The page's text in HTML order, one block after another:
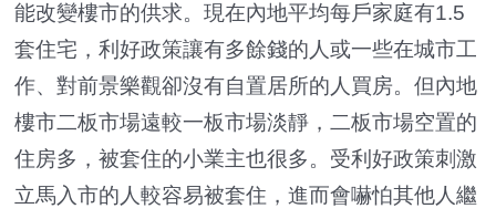
能改變樓市的供求。現在內地平均每戶家庭有1.5
套住宅，利好政策讓有多餘錢的人或一些在城市工
作、對前景樂觀卻沒有自置居所的人買房。但內地
樓市二板市場遠較一板市場淡靜，二板市場空置的
住房多，被套住的小業主也很多。受利好政策刺激
立馬入市的人較容易被套住，進而會嚇怕其他人繼